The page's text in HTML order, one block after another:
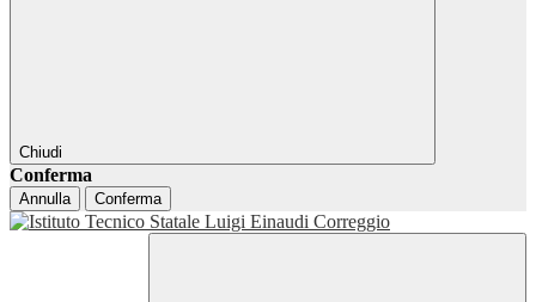
Chiudi
Conferma
Annulla Conferma